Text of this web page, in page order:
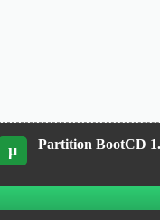
µ Partition BootCD